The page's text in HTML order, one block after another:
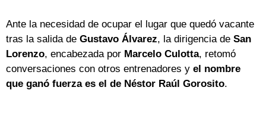
Ante la necesidad de ocupar el lugar que quedó vacante
tras la salida de Gustavo Álvarez, la dirigencia de San
Lorenzo, encabezada por Marcelo Culotta, retomó
conversaciones con otros entrenadores y el nombre
que ganó fuerza es el de Néstor Raúl Gorosito.